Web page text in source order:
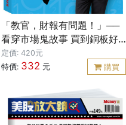
夜並肩對談 這不是一本讓你遠
觀英雄的故事傳記， 而是帶你
了解馬斯克的思想精華， 看他
如何把混亂拆解成問題，把問
題變成產品， 再把產品變成改
變世界的公司。 ▌四大思維系
● 瘋狂思考：用「第一性原
理」打破慣性 別再被經驗、慣
例與專家意見限制， 當所有人
「教官，財報有問題！」──
看穿市場鬼故事 買到銅板好
股
定價: 420元
特價: 332 元 購買